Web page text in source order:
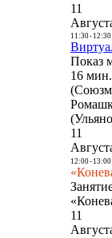
11
11:30- 12:30
Показ
16
11
12:00- 13:00
11